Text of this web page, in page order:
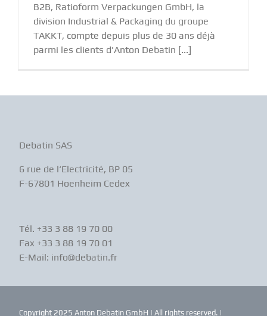
B2B, Ratioform Verpackungen GmbH, la
division Industrial & Packaging du groupe
TAKKT, compte depuis plus de 30 ans déjà
parmi les clients d'Anton Debatin [...]
Debatin SAS
6 rue de l‘Electricité, BP 05
F-67801 Hoenheim Cedex
Tél. +33 3 88 19 70 00
Fax +33 3 88 19 70 01
E-Mail: info@debatin.fr
Copyright 2025 Anton Debatin GmbH | All rights reserved. |